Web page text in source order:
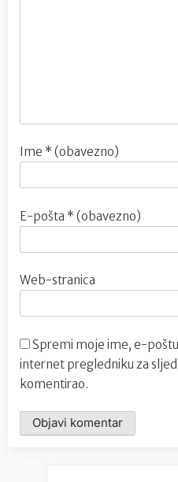
Ime * (obavezno)
E-pošta * (obavezno)
Web-stranica
Spremi moje ime, e-
internet pregledniku za
komentirao.